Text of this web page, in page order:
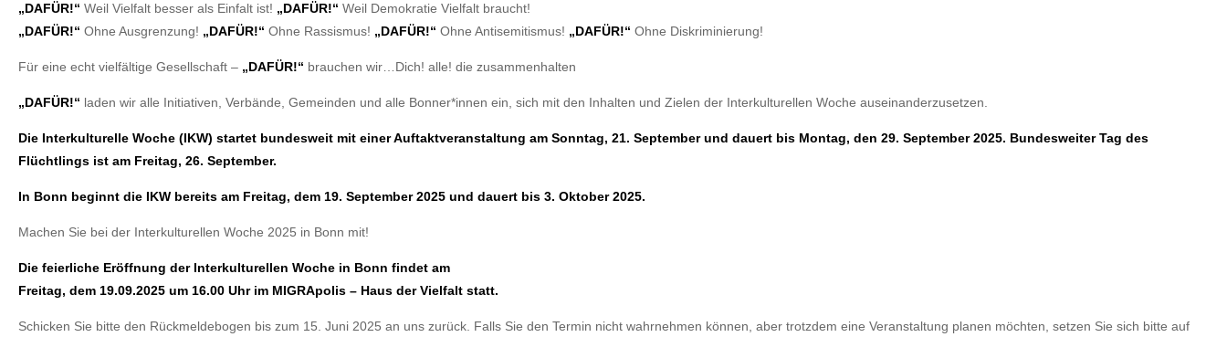
„DAFÜR!“ Weil Vielfalt besser als Einfalt ist! „DAFÜR!“ Weil Demokratie Vielfalt braucht!
„DAFÜR!“ Ohne Ausgrenzung! „DAFÜR!“ Ohne Rassismus! „DAFÜR!“ Ohne Antisemitismus! „DAFÜR!“ Ohne Diskriminierung!
Für eine echt vielfältige Gesellschaft – „DAFÜR!“ brauchen wir…Dich! alle! die zusammenhalten
„DAFÜR!“ laden wir alle Initiativen, Verbände, Gemeinden und alle Bonner*innen ein, sich mit den Inhalten und Zielen der Interkulturellen Woche auseinanderzusetzen.
Die Interkulturelle Woche (IKW) startet bundesweit mit einer Auftaktveranstaltung am Sonntag, 21. September und dauert bis Montag, den 29. September 2025. Bundesweiter Tag des
Flüchtlings ist am Freitag, 26. September.
In Bonn beginnt die IKW bereits am Freitag, dem 19. September 2025 und dauert bis 3. Oktober 2025.
Machen Sie bei der Interkulturellen Woche 2025 in Bonn mit!
Die feierliche Eröffnung der Interkulturellen Woche in Bonn findet am
Freitag, dem 19.09.2025 um 16.00 Uhr im MIGRApolis – Haus der Vielfalt statt.
Schicken Sie bitte den Rückmeldebogen bis zum 15. Juni 2025 an uns zurück. Falls Sie den Termin nicht wahrnehmen können, aber trotzdem eine Veranstaltung planen möchten, setzen Sie sich bitte auf